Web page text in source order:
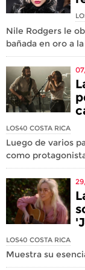
Nile Rodgers le
bañada en oro a
LOS40 COSTA RICA
Luego de varios
como
LOS40 COSTA RICA
Muestra su